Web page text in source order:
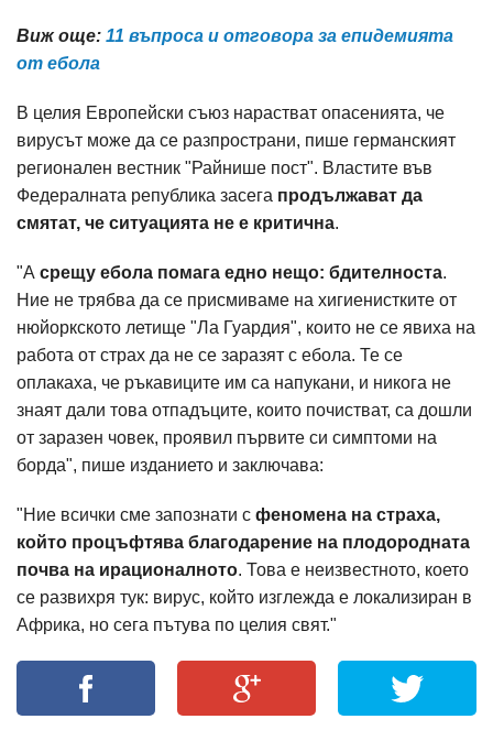
Виж още: 11 въпроса и отговора за епидемията
от ебола
В целия Европейски съюз нарастват опасенията, че
вирусът може да се разпространи, пише германският
регионален вестник "Райнише пост". Властите във
Федералната република засега продължават да
смятат, че ситуацията не е критична.
"А срещу ебола помага едно нещо: бдителноста.
Ние не трябва да се присмиваме на хигиенистките от
нюйоркското летище "Ла Гуардия", които не се явиха на
работа от страх да не се заразят с ебола. Те се
оплакаха, че ръкавиците им са напукани, и никога не
знаят дали това отпадъците, които почистват, са дошли
от заразен човек, проявил първите си симптоми на
борда", пише изданието и заключава:
"Ние всички сме запознати с феномена на страха,
който процъфтява благодарение на плодородната
почва на ирационалното. Това е неизвестното, което
се развихря тук: вирус, който изглежда е локализиран в
Африка, но сега пътува по целия свят."